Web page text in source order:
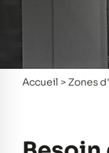
Accueil > Zones